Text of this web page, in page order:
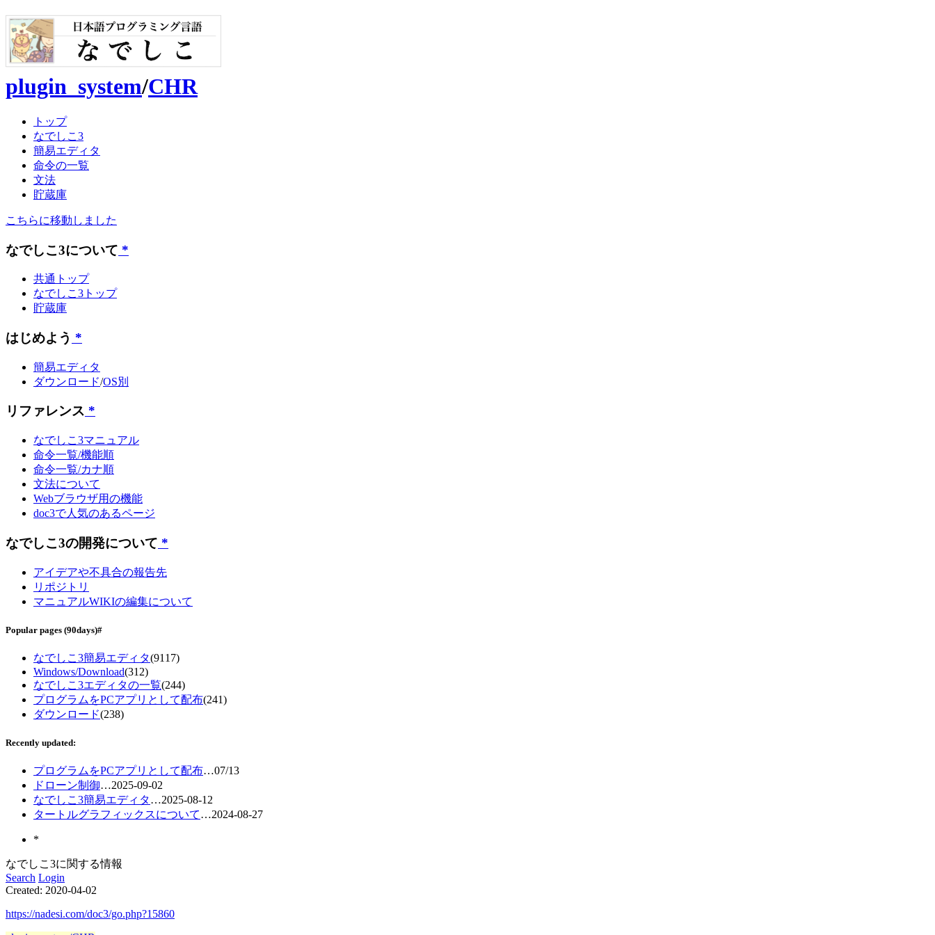
plugin_system/CHR
トップ
なでしこ3
簡易エディタ
命令の一覧
文法
貯蔵庫
こちらに移動しました
なでしこ3について *
共通トップ
なでしこ3トップ
貯蔵庫
はじめよう *
簡易エディタ
ダウンロード/OS別
リファレンス *
なでしこ3マニュアル
命令一覧/機能順
命令一覧/カナ順
文法について
Webブラウザ用の機能
doc3で人気のあるページ
なでしこ3の開発について *
アイデアや不具合の報告先
リポジトリ
マニュアルWIKIの編集について
Popular pages (90days)#
なでしこ3簡易エディタ(9117)
Windows/Download(312)
なでしこ3エディタの一覧(244)
プログラムをPCアプリとして配布(241)
ダウンロード(238)
Recently updated:
プログラムをPCアプリとして配布…07/13
ドローン制御…2025-09-02
なでしこ3簡易エディタ…2025-08-12
タートルグラフィックスについて…2024-08-27
*
なでしこ3に関する情報
Search Login
Created: 2020-04-02
https://nadesi.com/doc3/go.php?15860